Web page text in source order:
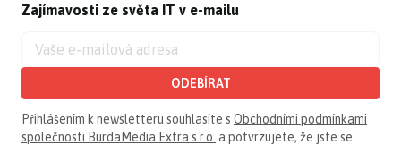
Zajímavosti ze světa IT v e-mailu
ODEBÍRAT
Přihlášením k newsletteru souhlasíte s Obchodními podmínkami
společnosti BurdaMedia Extra s.r.o. a potvrzujete, že jste se